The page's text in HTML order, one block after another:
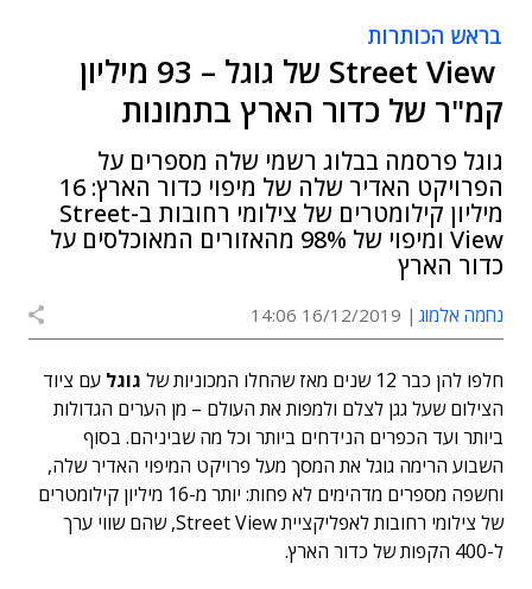
בראש הכותרות
Street View של גוגל – 93 מיליון
קמ"ר של כדור הארץ בתמונות
גוגל פרסמה בבלוג רשמי שלה מספרים על
הפרויקט האדיר שלה של מיפוי כדור הארץ: 16
מיליון קילומטרים של צילומי רחובות ב-Street
View ומיפוי של 98% מהאזורים המאוכלסים על
כדור הארץ
נחמה אלמוג 16/12/2019 14:06
חלפו להן כבר 12 שנים מאז שהחלו המכוניות של גוגל עם ציוד
הצילום שעל גגן לצלם ולמפות את העולם – מן הערים הגדולות
ביותר ועד הכפרים הנידחים ביותר וכל מה שביניהם. בסוף
השבוע הרימה גוגל את המסך מעל פרויקט המיפוי האדיר שלה,
וחשפה מספרים מדהימים לא פחות: יותר מ-16 מיליון קילומטרים
של צילומי רחובות לאפליקציית Street View, שהם שווי ערך
ל-400 הקפות של כדור הארץ.